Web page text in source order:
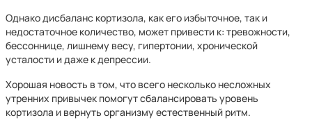
Однако дисбаланс кортизола, как его избыточное, так и
недостаточное количество, может привести к: тревожности,
бессоннице, лишнему весу, гипертонии, хронической
усталости и даже к депрессии.
Хорошая новость в том, что всего несколько несложных
утренних привычек помогут сбалансировать уровень
кортизола и вернуть организму естественный ритм.